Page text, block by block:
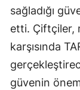
sağladığı
etti. Çiftçiler,
karşısında
güvenin